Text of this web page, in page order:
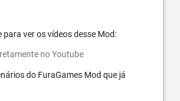
para ver os vídeos desse Mod:
no Youtube
do FuraGames Mod que já